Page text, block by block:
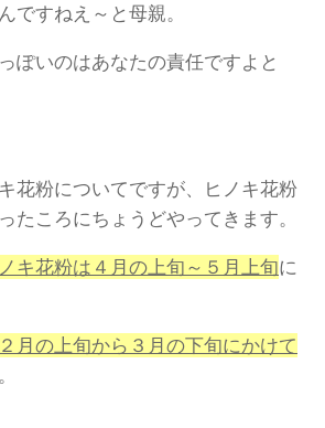
ですねえ～と母親。
ぽいのはあなたの責任ですよと
花粉についてですが、ヒノキ花粉
たころにちょうどやってきます。
キ花粉は４月の上旬～５月上旬に
月の上旬から３月の下旬にかけて